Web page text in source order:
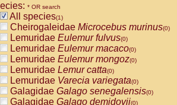
* OR search
All species(1)
Cheirogaleidae Microcebus murinus(0)
Lemuridae Eulemur fulvus(0)
Lemuridae Eulemur macaco(0)
Lemuridae Eulemur mongoz(0)
Lemuridae Lemur catta(0)
Lemuridae Varecia variegata(0)
Galagidae Galago senegalensis(0)
Galagidae Galago demidovii(0)